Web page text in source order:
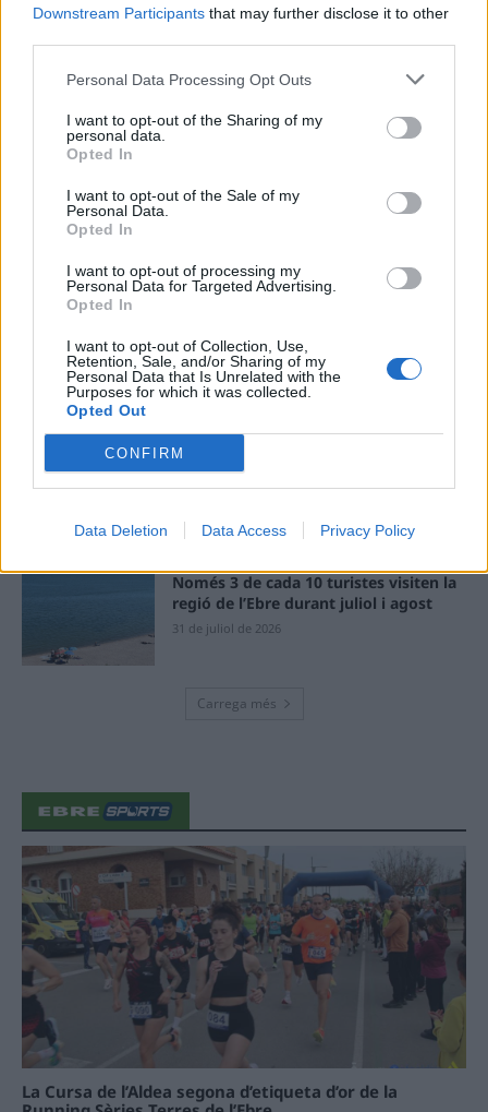
Downstream Participants that may further disclose it to other
Personal Data Processing Opt Outs
I want to opt-out of the Sharing of my
personal data.
Opted In
I want to opt-out of the Sale of my
Personal Data.
Opted In
I want to opt-out of processing my
Personal Data for Targeted Advertising.
Opted In
I want to opt-out of Collection, Use,
Retention, Sale, and/or Sharing of my
Personal Data that Is Unrelated with the
Purposes for which it was collected.
Opted Out
CONFIRM
Data Deletion Data Access Privacy Policy
ÚLTIMES NOTÍCIES
Blaumut lidera el cartell musical de les
30 de juliol de 2026
Amposta viurà unes festes amb més
de 200 actes i l’expectació per l’eclipsi
Només 3 de cada 10 turistes visiten la
regió de l’Ebre durant juliol i agost
31 de juliol de 2026
Carrega més
La Cursa de l’Aldea segona d’etiqueta d’or de la